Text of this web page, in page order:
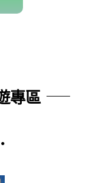
專區